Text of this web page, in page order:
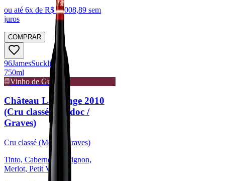
ou até 6x de R$ 1.008,89 sem
juros
COMPRAR
96JamesSuckling
750ml
Vinho de Guarda
Château Lagrange 2010
(Cru classé - Médoc /
Graves)
Cru classé (Médoc/Graves)
Tinto, Cabernet Sauvignon,
Merlot, Petit Verdot